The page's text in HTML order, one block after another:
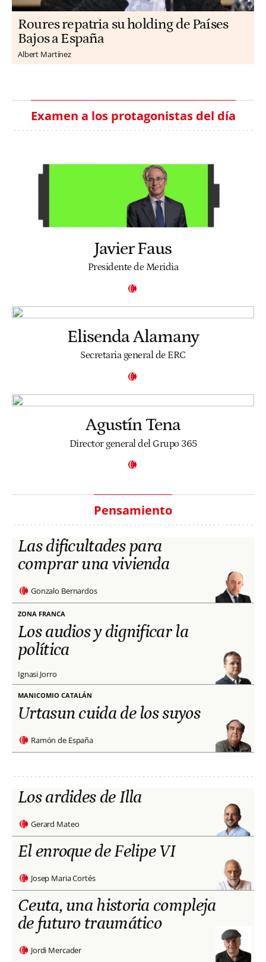
Roures repatria su holding de Países
Bajos a España
Albert Martínez
Examen a los protagonistas del día
Javier Faus
Presidente de Meridia
Elisenda Alamany
Secretaria general de ERC
Agustín Tena
Director general del Grupo 365
Pensamiento
Las dificultades para
comprar una vivienda
Gonzalo Bernardos
ZONA FRANCA
Los audios y dignificar la
política
Ignasi Jorro
MANICOMIO CATALÁN
Urtasun cuida de los suyos
Ramón de España
Los ardides de Illa
Gerard Mateo
El enroque de Felipe VI
Josep Maria Cortés
Ceuta, una historia compleja
de futuro traumático
Jordi Mercader